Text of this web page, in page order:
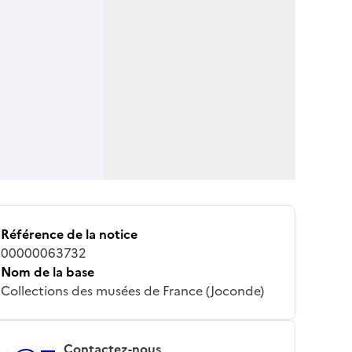
Référence de la notice
00000063732
Nom de la base
Collections des musées de France (Joconde)